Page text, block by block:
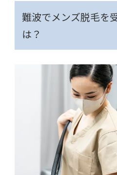
難波でメンズ脱毛を
は？